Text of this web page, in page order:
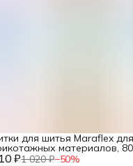
₽1 020 ₽−50%
для шитья Maraflex для
материалов,
150 м, 1 шт, Gutermann